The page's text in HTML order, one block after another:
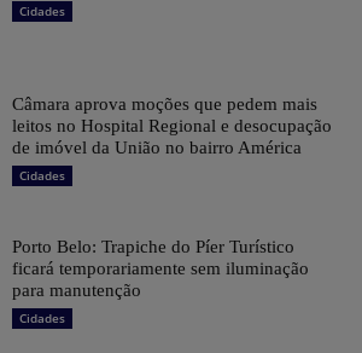
Cidades
Câmara aprova moções que pedem mais
leitos no Hospital Regional e desocupação
de imóvel da União no bairro América
Cidades
Porto Belo: Trapiche do Píer Turístico
ficará temporariamente sem iluminação
para manutenção
Cidades